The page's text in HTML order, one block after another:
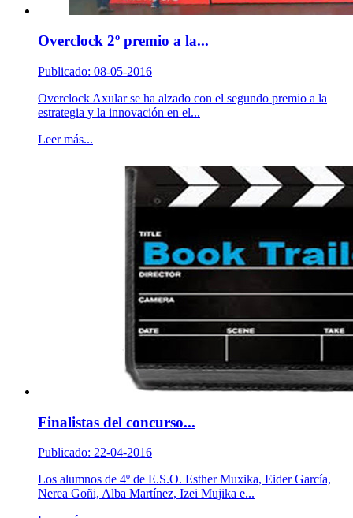
Overclock 2º premio a la...
Publicado: 08-05-2016
Overclock Axular se ha alzado con el segundo premio a la
estrategia y la innovación en el...
Leer más...
Finalistas del concurso...
Publicado: 22-04-2016
Los alumnos de 4º de E.S.O. Esther Muxika, Eider García,
Nerea Goñi, Alba Martínez, Izei Mujika e...